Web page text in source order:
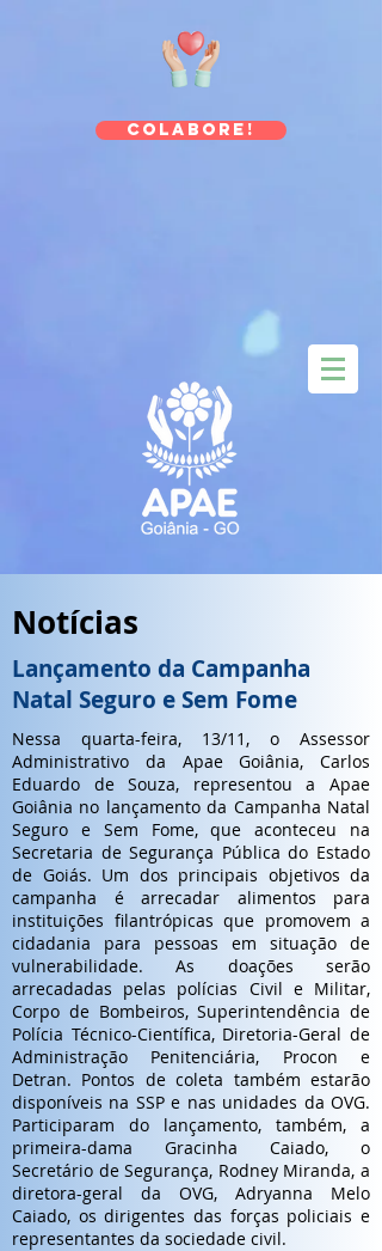
Colabore!
Notícias
Lançamento da Campanha
Natal Seguro e Sem Fome
Nessa quarta-feira, 13/11, o Assessor
Administrativo da Apae Goiânia, Carlos
Eduardo de Souza, representou a Apae
Goiânia no lançamento da Campanha Natal
Seguro e Sem Fome, que aconteceu na
Secretaria de Segurança Pública do Estado
de Goiás. Um dos principais objetivos da
campanha é arrecadar alimentos para
instituições filantrópicas que promovem a
cidadania para pessoas em situação de
vulnerabilidade. As doações serão
arrecadadas pelas polícias Civil e Militar,
Corpo de Bombeiros, Superintendência de
Polícia Técnico-Científica, Diretoria-Geral de
Administração Penitenciária, Procon e
Detran. Pontos de coleta também estarão
disponíveis na SSP e nas unidades da OVG.
Participaram do lançamento, também, a
primeira-dama Gracinha Caiado, o
Secretário de Segurança, Rodney Miranda, a
diretora-geral da OVG, Adryanna Melo
Caiado, os dirigentes das forças policiais e
representantes da sociedade civil.